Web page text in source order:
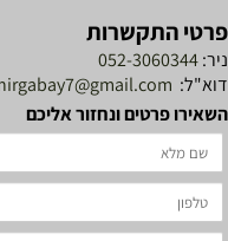
התקשרות
052-3060344
nirgabay7@gmail.com
פרטים ונחזור אליכם